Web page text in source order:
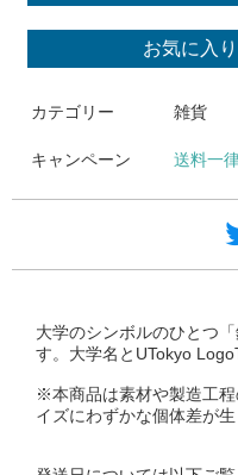
お気に入
カテゴリー 雑貨
キャンペーン 送料一
大学のシンボルのひとつ
す。大学名とUTokyo
※本商品は素材や製造工
イズにわずかな個体差が